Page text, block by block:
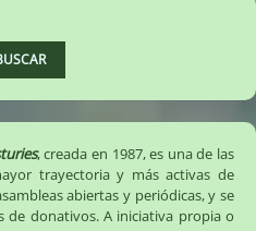
, creada en 1987, es una de las
trayectoria y más activas de
abiertas y periódicas, y se
de donativos. A iniciativa propia o